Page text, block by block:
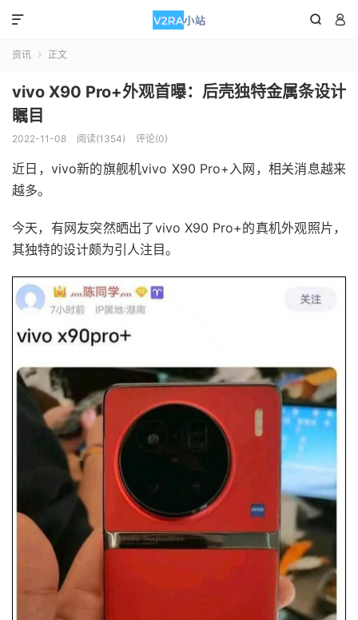
 

资讯  正文
vivo X90 Pro+外观首曝：后壳独特金属条设计
瞩目
2022-11-08 阅读(1354) 评论(0)
近日，vivo新的旗舰机vivo X90 Pro+入网，相关消息越来
越多。
今天，有网友突然晒出了vivo X90 Pro+的真机外观照片，
其独特的设计颇为引人注目。